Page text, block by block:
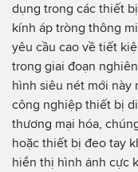
dụng trong các thiết
kính áp tròng thông
yêu cầu cao về tiết
trong giai đoạn
hình siêu nét mới này
công nghiệp thiết bị
thương mại hóa,
hoặc thiết bị đeo tay
hiển thị hình ảnh cực